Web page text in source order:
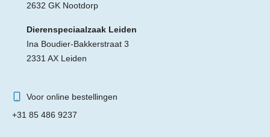
2632 GK Nootdorp
Dierenspeciaalzaak Leiden
Ina Boudier-Bakkerstraat 3
2331 AX Leiden
Voor online bestellingen
+31 85 486 9237